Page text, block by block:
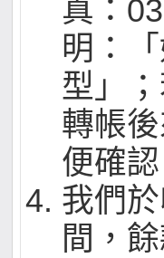
真：
明：
型」
轉帳
便確認
我們
間，